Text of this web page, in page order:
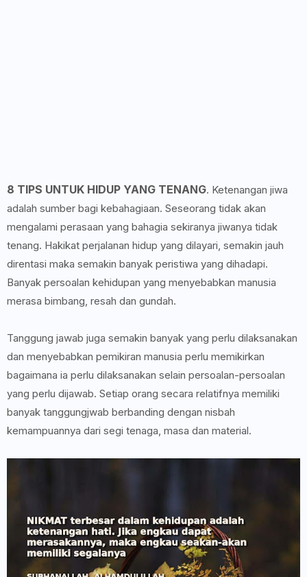
8 TIPS UNTUK HIDUP YANG TENANG. Ketenangan jiwa
adalah sumber bagi kebahagiaan. Seseorang tidak akan
mengalami perasaan yang bahagia sekiranya jiwanya tidak
tenang. Hakikat perjalanan hidup yang dilayari, semakin jauh
direntasi maka semakin banyak peristiwa yang dihadapi.
Banyak persoalan kehidupan yang menyebabkan manusia
merasa bimbang, resah dan gundah.
Tanggung jawab juga semakin banyak yang perlu dilaksanakan
dan menyebabkan pemikiran manusia perlu memikirkan
bagaimana ia perlu dilaksanakan selain persoalan-persoalan
yang perlu dijawab. Setiap orang secara relatifnya memiliki
banyak tanggungjwab berbanding dengan nisbah
kemampuannya dari segi tenaga, masa dan material.